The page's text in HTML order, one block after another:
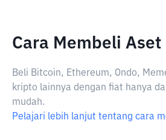
Cara Membeli
Beli Bitcoin, Ethereum, Ondo,
kripto lainnya dengan fiat hanya
mudah.
Pelajari lebih lanjut tentang cara